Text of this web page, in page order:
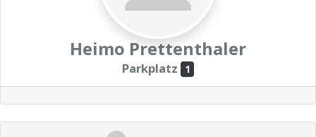
Heimo Prettenthaler
Parkplatz 1